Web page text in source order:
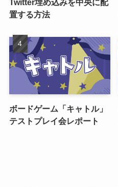
Twitter埋め込みを中央に配
置する方法
ボードゲーム「キャトル」
テストプレイ会レポート